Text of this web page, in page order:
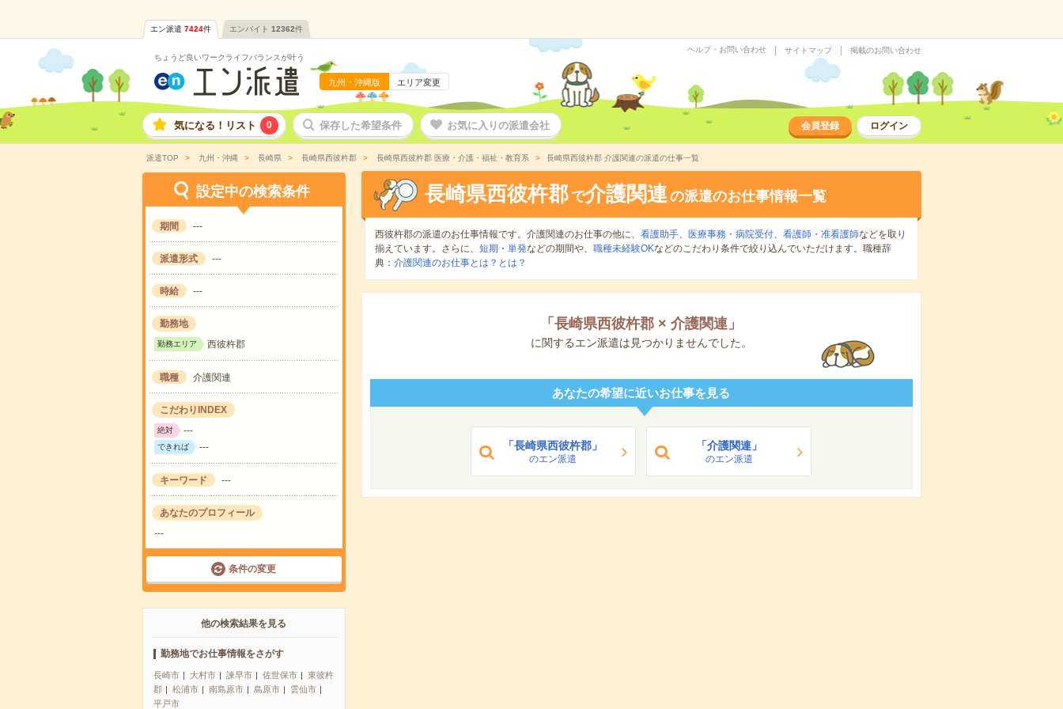
エン派遣 7424件 エンバイト 12362件
ちょうど良いワークライフバランスが叶う
九州・沖縄版 エリア変更
ヘルプ・お問い合わせ サイトマップ 掲載のお問い合わせ
気になる！リスト 0 保存した希望条件 お気に入りの派遣会社 会員登録 ログイン
派遣TOP 九州・沖縄 長崎県 長崎県西彼杵郡 長崎県西彼杵郡 医療・介護・福祉・教育系 長崎県西彼杵郡 介護関連の派遣の仕事一覧
設定中の検索条件
期間 ---
派遣形式 ---
時給 ---
勤務地
勤務エリア 西彼杵郡
職種 介護関連
こだわりINDEX
絶対 ---
できれば ---
キーワード ---
あなたのプロフィール
---
条件の変更
他の検索結果を見る
勤務地でお仕事情報をさがす
長崎市 大村市 諫早市 佐世保市
東彼杵
郡
松浦市 南島原市 島原市
雲仙市
平戸市
長崎県西彼杵郡 で介護関連の派遣のお仕事情報一覧
西彼杵郡の派遣のお仕事情報です。介護関連のお仕事の他に、 看護助手、 医療事務・病院受付、 看護師・准看護師などを取り
揃えています。さらに、 短期 ・ 単発などの期間や、 職種未経験OKなどのこだわり条件で絞り込んでいただけます。職種辞
典： 介護関連のお仕事とは？とは？
「 長崎県西彼杵郡 × 介護関連 」
に関するエン派遣は見つかりませんでした。
あなたの希望に近いお仕事を見る
「長崎県西彼杵郡」
のエン派遣
「介護関連」
のエン派遣